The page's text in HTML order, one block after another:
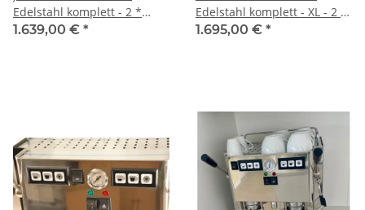
Edelstahl komplett - 2 *
Kaffee, Heisswasser und
1.639,00 € *
Edelstahl komplett - XL - 2 *
Kaffee, Heisswasser und
1.695,00 € *